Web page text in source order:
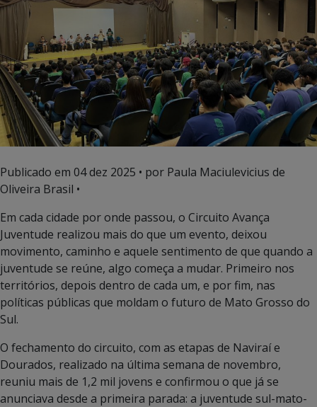
Publicado em 04 dez 2025 • por Paula Maciulevicius de
Oliveira Brasil •
Em cada cidade por onde passou, o Circuito Avança
Juventude realizou mais do que um evento, deixou
movimento, caminho e aquele sentimento de que quando a
juventude se reúne, algo começa a mudar. Primeiro nos
territórios, depois dentro de cada um, e por fim, nas
políticas públicas que moldam o futuro de Mato Grosso do
Sul.
O fechamento do circuito, com as etapas de Naviraí e
Dourados, realizado na última semana de novembro,
reuniu mais de 1,2 mil jovens e confirmou o que já se
anunciava desde a primeira parada: a juventude sul-mato-